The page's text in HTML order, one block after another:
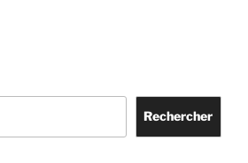
Rechercher